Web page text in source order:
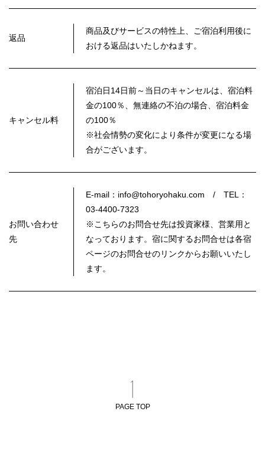
返品
商品及びサービスの特性上、ご宿泊利用後に
おける返品はいたしかねます。
キャンセル料
宿泊日14日前～当日のキャンセルは、宿泊料
金の100％、無連絡の不泊の場合、宿泊料金
の100％
※社会情勢の変化により条件が変更になる場
合がございます。
お問い合わせ
先
E-mail：info@tohoryohaku.com / TEL：
03-4400-7323
※こちらのお問合せ先は投資家様、営業用と
なっております。宿に関するお問合せは各宿
ページのお問合せのリンクからお願いいたし
ます。
PAGE TOP